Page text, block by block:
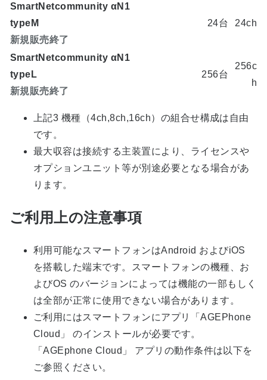
SmartNetcommunity αN1
typeM
新規販売終了
24台 24ch
SmartNetcommunity αN1
typeL
新規販売終了
256台
256c
h
上記3 機種（4ch,8ch,16ch）の組合せ構成は自由
です。
最大収容は接続する主装置により、ライセンスや
オプションユニット等が別途必要となる場合があ
ります。
ご利用上の注意事項
利用可能なスマートフォンはAndroid およびiOS
を搭載した端末です。スマートフォンの機種、お
よびOS のバージョンによっては機能の一部もしく
は全部が正常に使用できない場合があります。
ご利用にはスマートフォンにアプリ「AGEPhone
Cloud」 のインストールが必要です。
「AGEphone Cloud」 アプリの動作条件は以下を
ご参照ください。